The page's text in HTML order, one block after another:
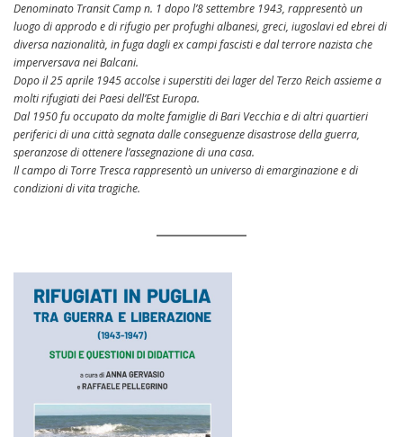
Denominato Transit Camp n. 1 dopo l’8 settembre 1943, rappresentò un
luogo di approdo e di rifugio per profughi albanesi, greci, iugoslavi ed ebrei di
diversa nazionalità, in fuga dagli ex campi fascisti e dal terrore nazista che
imperversava nei Balcani.
Dopo il 25 aprile 1945 accolse i superstiti dei lager del Terzo Reich assieme a
molti rifugiati dei Paesi dell’Est Europa.
Dal 1950 fu occupato da molte famiglie di Bari Vecchia e di altri quartieri
periferici di una città segnata dalle conseguenze disastrose della guerra,
speranzose di ottenere l’assegnazione di una casa.
Il campo di Torre Tresca rappresentò un universo di emarginazione e di
condizioni di vita tragiche.